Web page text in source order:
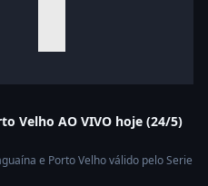
Velho AO VIVO hoje (24/5)
e Porto Velho válido pelo Serie